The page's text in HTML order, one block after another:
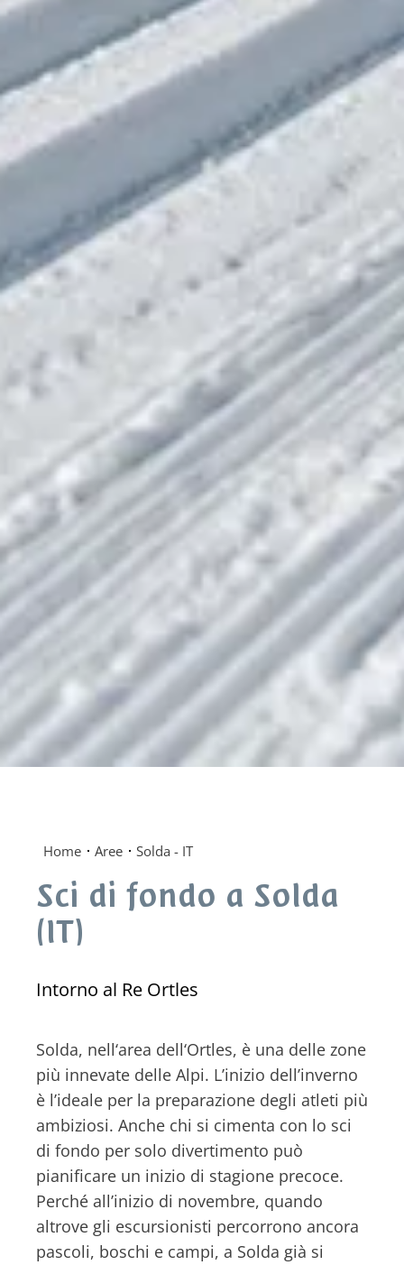
Home Aree Solda - IT
Sci di fondo a Solda
(IT)
Intorno al Re Ortles
Solda, nell‘area dell‘Ortles, è una delle zone
più innevate delle Alpi. L’inizio dell’inverno
è l’ideale per la preparazione degli atleti più
ambiziosi. Anche chi si cimenta con lo sci
di fondo per solo divertimento può
pianificare un inizio di stagione precoce.
Perché all’inizio di novembre, quando
altrove gli escursionisti percorrono ancora
pascoli, boschi e campi, a Solda già si